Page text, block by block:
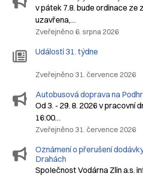
v pátek 7.8. bude ordinace ze
uzavřena,…
Zveřejněno 6. srpna 2026
Události 31. týdne
Zveřejněno 31. července 2026
Autobusová doprava na
Od 3. - 29. 8. 2026 v pracovní
16:00…
Zveřejněno 31. července 2026
Oznámení o přerušení
Drahách
SpoIečnost Vodárna Zlin a.s.